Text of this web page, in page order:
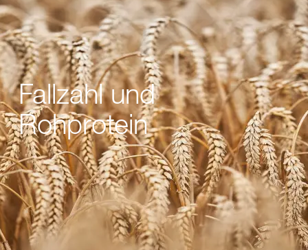
WECHSELN
FRAGEN
Fallzahl und
Rohprotein